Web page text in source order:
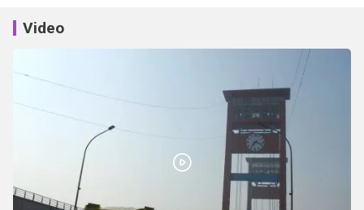
Video